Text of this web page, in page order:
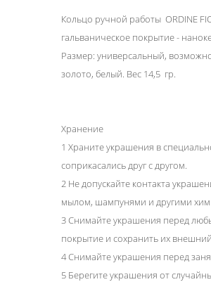
Кольцо ручной работы ORDINE
гальваническое покрытие -
Размер: универсальный,
золото, белый. Вес 14,5 гр.
Хранение
1 Храните украшения в
соприкасались друг с другом.
2 Не допускайте контакта
мылом, шампунями и другими
3 Снимайте украшения перед
покрытие и сохранить их
4 Снимайте украшения перед
5 Берегите украшения от